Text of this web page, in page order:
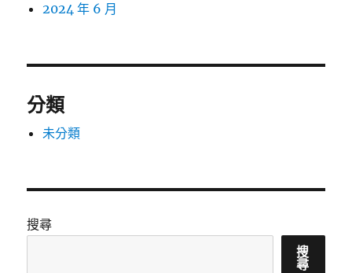
2024 年 6 月
分類
未分類
搜尋
搜
尋